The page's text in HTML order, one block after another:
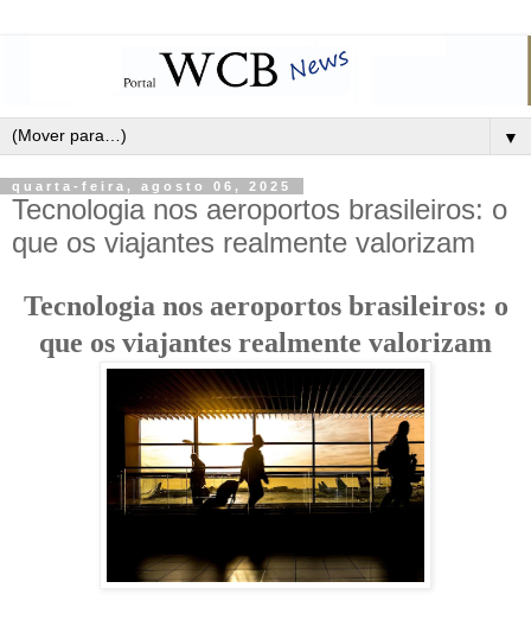
▼
quarta-feira, agosto 06, 2025
Tecnologia nos aeroportos brasileiros: o
que os viajantes realmente valorizam
Tecnologia nos aeroportos brasileiros: o
que os viajantes realmente valorizam